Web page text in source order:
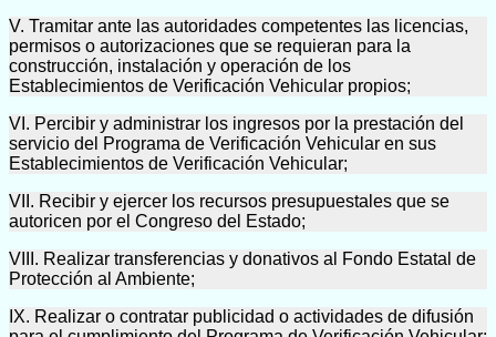
V. Tramitar ante las autoridades competentes las licencias,
permisos o autorizaciones que se requieran para la
construcción, instalación y operación de los
Establecimientos de Verificación Vehicular propios;
VI. Percibir y administrar los ingresos por la prestación del
servicio del Programa de Verificación Vehicular en sus
Establecimientos de Verificación Vehicular;
VII. Recibir y ejercer los recursos presupuestales que se
autoricen por el Congreso del Estado;
VIII. Realizar transferencias y donativos al Fondo Estatal de
Protección al Ambiente;
IX. Realizar o contratar publicidad o actividades de difusión